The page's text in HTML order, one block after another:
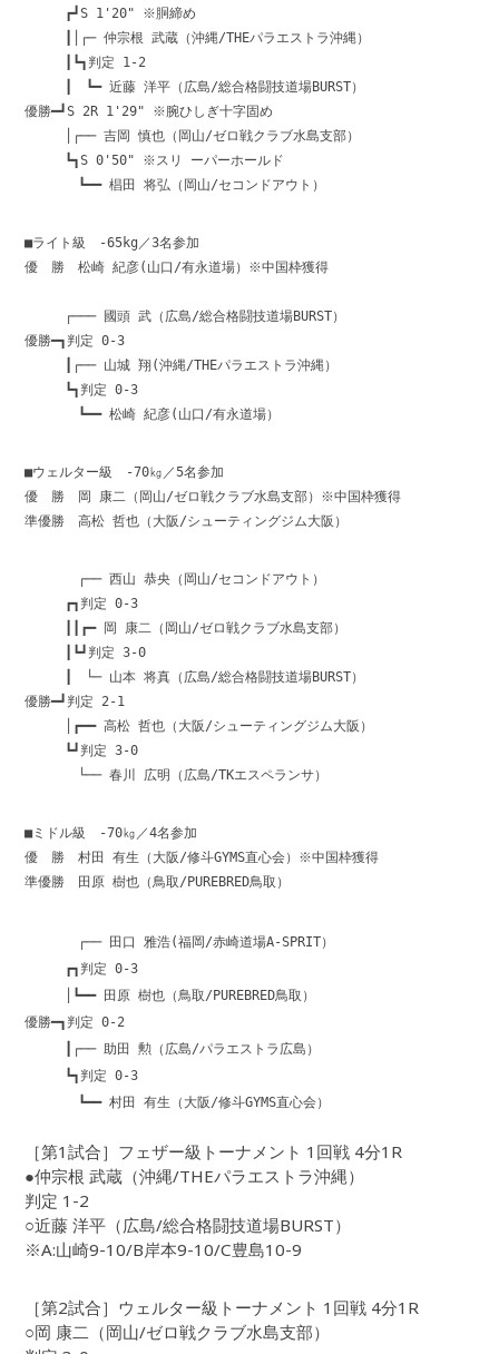
┏┛S 1'20" ※胴締め
┃│┌─ 仲宗根 武蔵（沖縄/THEパラエストラ沖縄）
┃┗┓判定 1-2
┃ ┗━ 近藤 洋平（広島/総合格闘技道場BURST）
優勝━┛S 2R 1'29" ※腕ひしぎ十字固め
│┌── 吉岡 慎也（岡山/ゼロ戦クラブ水島支部）
┗┓S 0'50" ※スリ ーパーホールド
┗━━ 椙田 将弘（岡山/セコンドアウト）
■ライト級 -65kg／3名参加
優 勝 松崎 紀彦(山口/有永道場）※中国枠獲得
┌─── 國頭 武（広島/総合格闘技道場BURST）
優勝━┓判定 0-3
┃┌── 山城 翔(沖縄/THEパラエストラ沖縄）
┗┓判定 0-3
┗━━ 松崎 紀彦(山口/有永道場）
■ウェルター級 -70㎏／5名参加
優 勝 岡 康二（岡山/ゼロ戦クラブ水島支部）※中国枠獲得
準優勝 高松 哲也（大阪/シューティングジム大阪）
┌── 西山 恭央（岡山/セコンドアウト）
┏┓判定 0-3
┃┃┏━ 岡 康二（岡山/ゼロ戦クラブ水島支部）
┃┗┛判定 3-0
┃ └─ 山本 将真（広島/総合格闘技道場BURST）
優勝━┛判定 2-1
│┏━━ 高松 哲也（大阪/シューティングジム大阪）
┗┛判定 3-0
└── 春川 広明（広島/TKエスペランサ）
■ミドル級 -70㎏／4名参加
優 勝 村田 有生（大阪/修斗GYMS直心会）※中国枠獲得
準優勝 田原 樹也（鳥取/PUREBRED鳥取）
┌── 田口 雅浩(福岡/赤崎道場A-SPRIT）
┏┓判定 0-3
│┗━━ 田原 樹也（鳥取/PUREBRED鳥取）
優勝━┓判定 0-2
┃┌── 助田 勲（広島/パラエストラ広島）
┗┓判定 0-3
┗━━ 村田 有生（大阪/修斗GYMS直心会）
［第1試合］フェザー級トーナメント 1回戦 4分1R
●仲宗根 武蔵（沖縄/THEパラエストラ沖縄）
判定 1-2
○近藤 洋平（広島/総合格闘技道場BURST）
※A:山崎9-10/B岸本9-10/C豊島10-9
［第2試合］ウェルター級トーナメント 1回戦 4分1R
○岡 康二（岡山/ゼロ戦クラブ水島支部）